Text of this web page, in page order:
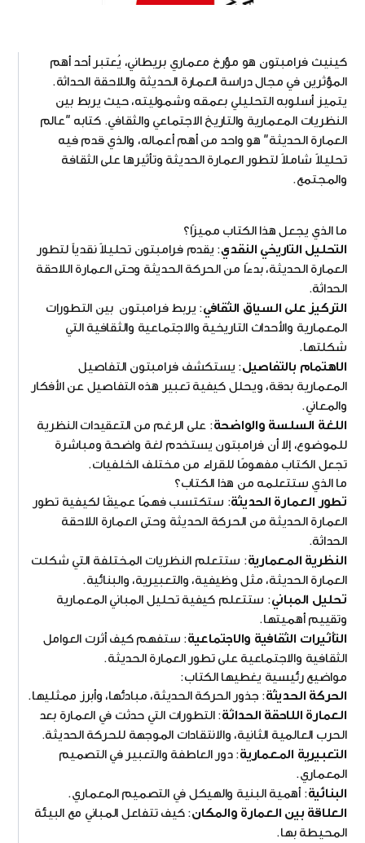
كينيث فرامبتون هو مؤرخ معماري بريطاني، يُعتبر أحد أهم
المؤثرين في مجال دراسة العمارة الحديثة واللاحقة الحداثة.
يتميز أسلوبه التحليلي بعمقه وشموليته، حيث يربط بين
النظريات المعمارية والتاريخ الاجتماعي والثقافي. كتابه "عالم
العمارة الحديثة" هو واحد من أهم أعماله، والذي قدم فيه
تحليلاً شاملاً لتطور العمارة الحديثة وتأثيرها على الثقافة
والمجتمع.
ما الذي يجعل هذا الكتاب مميزًا؟
التحليل التاريخي النقدي: يقدم فرامبتون تحليلاً نقدياً لتطور
العمارة الحديثة، بدءًا من الحركة الحديثة وحتى العمارة اللاحقة
الحداثة.
التركيز على السياق الثقافي: يربط فرامبتون بين التطورات
المعمارية والأحداث التاريخية والاجتماعية والثقافية التي
شكلتها.
الاهتمام بالتفاصيل: يستكشف فرامبتون التفاصيل
المعمارية بدقة، ويحلل كيفية تعبير هذه التفاصيل عن الأفكار
والمعاني.
اللغة السلسة والواضحة: على الرغم من التعقيدات النظرية
للموضوع، إلا أن فرامبتون يستخدم لغة واضحة ومباشرة
تجعل الكتاب مفهومًا للقراء من مختلف الخلفيات.
ما الذي ستتعلمه من هذا الكتاب؟
تطور العمارة الحديثة: ستكتسب فهمًا عميقًا لكيفية تطور
العمارة الحديثة من الحركة الحديثة وحتى العمارة اللاحقة
الحداثة.
النظرية المعمارية: ستتعلم النظريات المختلفة التي شكلت
العمارة الحديثة، مثل وظيفية، والتعبيرية، والبنائية.
تحليل المباني: ستتعلم كيفية تحليل المباني المعمارية
وتقييم أهميتها.
التأثيرات الثقافية والاجتماعية: ستفهم كيف أثرت العوامل
الثقافية والاجتماعية على تطور العمارة الحديثة.
مواضيع رئيسية يغطيها الكتاب:
الحركة الحديثة: جذور الحركة الحديثة، مبادئها، وأبرز ممثليها.
العمارة اللاحقة الحداثة: التطورات التي حدثت في العمارة بعد
الحرب العالمية الثانية، والانتقادات الموجهة للحركة الحديثة.
التعبيرية المعمارية: دور العاطفة والتعبير في التصميم
المعماري.
البنائية: أهمية البنية والهيكل في التصميم المعماري.
العلاقة بين العمارة والمكان: كيف تتفاعل المباني مع البيئة
المحيطة بها.